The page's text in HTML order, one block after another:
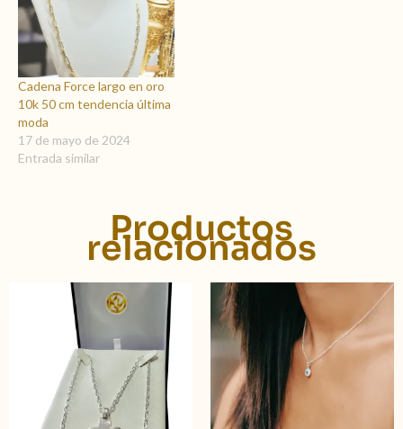
Cadena Force largo en oro
10k 50 cm tendencia última
moda
17 de mayo de 2024
Entrada similar
Productos
relacionados
Rango
de
precios:
desde
$ 5.990,00
hasta
$ 12.480,00
Este
producto
tiene
múltiples
variantes.
Las
opciones
Rango
de
precios:
$
tiene